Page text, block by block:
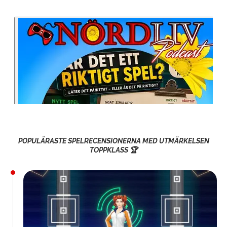
POPULÄRASTE SPELRECENSIONERNA MED UTMÄRKELSEN
TOPPKLASS 🏆